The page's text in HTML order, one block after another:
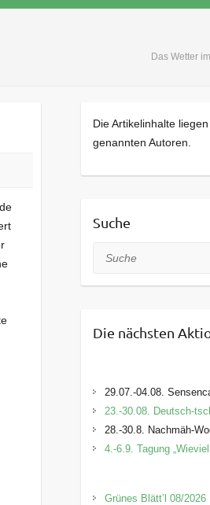
Das Wetter
Die Artikelinhalte
genannten Autoren.
Suche
Suche
Die nächsten
29.07.-04.08.
23.-30.08. Deutsch-
28.-30.8. Nachmäh-
4.-6.9. Tagung
Grünes Blätt’l 08/2026